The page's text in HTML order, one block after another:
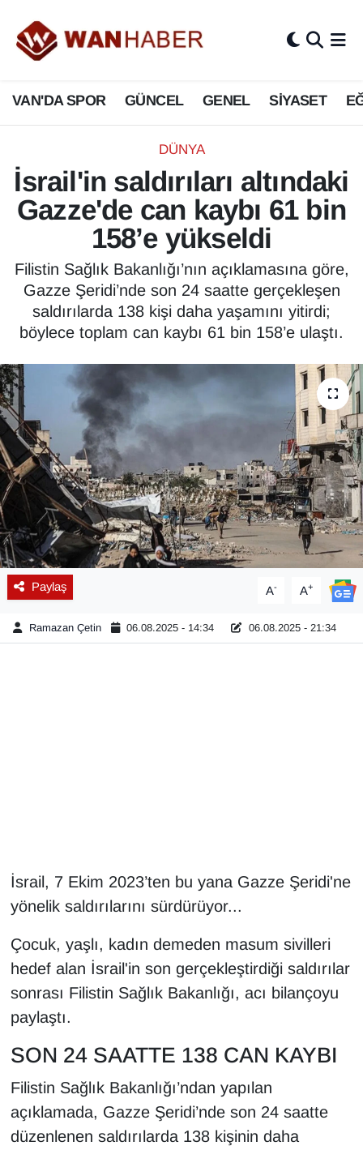
VAN'DA SPOR GÜNCEL GENEL SİYASET
DÜNYA
İsrail'in saldırıları altındaki
Gazze'de can kaybı 61 bin
158’e yükseldi
Filistin Sağlık Bakanlığı’nın açıklamasına göre,
Gazze Şeridi’nde son 24 saatte gerçekleşen
saldırılarda 138 kişi daha yaşamını yitirdi;
böylece toplam can kaybı 61 bin 158’e ulaştı.
Paylaş A- A+
Ramazan Çetin 06.08.2025 - 14:34 06.08.2025 - 21:34
İsrail, 7 Ekim 2023’ten bu yana Gazze Şeridi'ne
yönelik saldırılarını sürdürüyor...
Çocuk, yaşlı, kadın demeden masum sivilleri
hedef alan İsrail'in son gerçekleştirdiği saldırılar
sonrası Filistin Sağlık Bakanlığı, acı bilançoyu
paylaştı.
SON 24 SAATTE 138 CAN KAYBI
Filistin Sağlık Bakanlığı’ndan yapılan
açıklamada, Gazze Şeridi’nde son 24 saatte
düzenlenen saldırılarda 138 kişinin daha
3.SAYFA
ASAYİŞ
BİLİM VE TEKNOLOJİ
Biyografi
Bölge Haberleri
ÇEVRE
Deprem
Diğer
DÜNYA
EĞİTİM
EKONOMİ
Eleman
Emlak
En çok konuşulanlar
İngilizce
Kamu Alımları
Kim Kimdir?
Kültür & Sanat
KURDÎ
MAGAZİN
Van Nöbetçi Eczaneler
Van Hava Durumu
Van Namaz Vakitleri
Van Trafik Yoğunluk Haritası
Süper Lig Puan Durumu ve Fikstür
Tüm Manşetler
Son Dakika Haberleri